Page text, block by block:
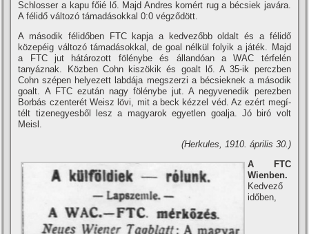
Schlosser a kapu főié lő. Majd Andres komért rug a bécsiek javára.
A félidő változó támadásokkal 0:0 végződött.
A második félidőben FTC kapja a kedvezőbb oldalt és a félidő
közepéig változó támadásokkal, de goal nélkül folyik a játék. Majd
a FTC jut hátározott fölénybe és állandóan a WAC térfelén
tanyáznak. Közben Cohn kiszökik és goalt lő. A 35-ik perczben
Cohn szépen helyezett labdája megszerzi a bécsieknek a második
goalt. A FTC ezután nagy fölénybe jut. A negyvenedik perezben
Borbás czenterét Weisz lövi, mit a beck kézzel véd. Az ezért megí­
télt tizenegyesből lesz a magyarok egyetlen goalja. Jó biró volt
Meisl.
(Herkules, 1910. április 30.)
A FTC
Wienben.
Kedvező
időben,